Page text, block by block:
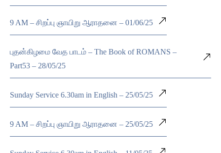
9 AM – சிறப்பு ஞாயிறு ஆராதனை – 01/06/25
புதன்கிழமை வேத பாடம் – The Book of ROMANS –
Part53 – 28/05/25
Sunday Service 6.30am in English – 25/05/25
9 AM – சிறப்பு ஞாயிறு ஆராதனை – 25/05/25